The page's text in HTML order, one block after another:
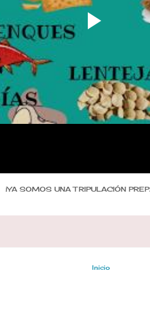
¡YA SOMOS UNA TRIPULACIÓN
Inicio